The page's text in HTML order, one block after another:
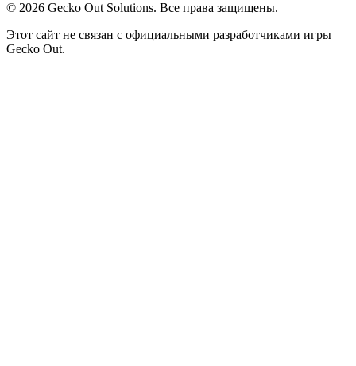
© 2026 Gecko Out Solutions. Все права защищены.
Этот сайт не связан с официальными разработчиками игры
Gecko Out.